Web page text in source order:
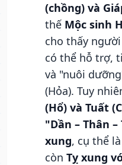
(chồng) và
thế Mộc sinh
cho thấy
có thể hỗ trợ,
và "nuôi
(Hỏa). Tuy
(Hổ) và Tuất
"Dần – Thân
xung, cụ thể là
còn Tỵ xung